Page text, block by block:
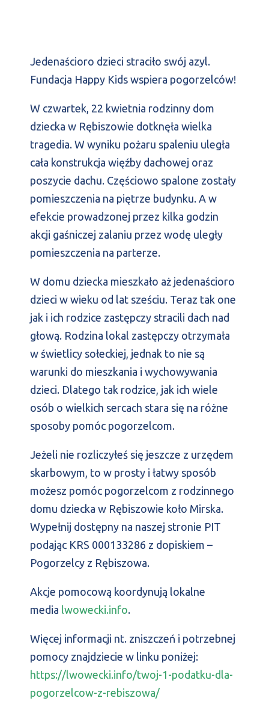
Jedenaścioro dzieci straciło swój azyl.
Fundacja Happy Kids wspiera pogorzelców!
W czwartek, 22 kwietnia rodzinny dom
dziecka w Rębiszowie dotknęła wielka
tragedia. W wyniku pożaru spaleniu uległa
cała konstrukcja więźby dachowej oraz
poszycie dachu. Częściowo spalone zostały
pomieszczenia na piętrze budynku. A w
efekcie prowadzonej przez kilka godzin
akcji gaśniczej zalaniu przez wodę uległy
pomieszczenia na parterze.
W domu dziecka mieszkało aż jedenaścioro
dzieci w wieku od lat sześciu. Teraz tak one
jak i ich rodzice zastępczy stracili dach nad
głową. Rodzina lokal zastępczy otrzymała
w świetlicy sołeckiej, jednak to nie są
warunki do mieszkania i wychowywania
dzieci. Dlatego tak rodzice, jak ich wiele
osób o wielkich sercach stara się na różne
sposoby pomóc pogorzelcom.
Jeżeli nie rozliczyłeś się jeszcze z urzędem
skarbowym, to w prosty i łatwy sposób
możesz pomóc pogorzelcom z rodzinnego
domu dziecka w Rębiszowie koło Mirska.
Wypełnij dostępny na naszej stronie PIT
podając KRS 000133286 z dopiskiem –
Pogorzelcy z Rębiszowa.
Akcje pomocową koordynują lokalne
media lwowecki.info.
Więcej informacji nt. zniszczeń i potrzebnej
pomocy znajdziecie w linku poniżej:
https://lwowecki.info/twoj-1-podatku-dla-
pogorzelcow-z-rebiszowa/